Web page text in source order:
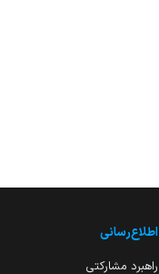
اطلاع‌رسانی
راهبرد مشارکتی